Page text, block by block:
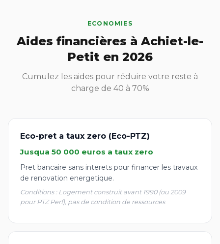
ECONOMIES
Aides financières à Achiet-le-
Petit en 2026
Cumulez les aides pour réduire votre reste à
charge de 40 à 70%
Eco-pret a taux zero (Eco-PTZ)
Jusqua 50 000 euros a taux zero
Pret bancaire sans interets pour financer les travaux
de renovation energetique.
Conditions : Logement construit avant 1990 (ou 2009
pour PTZ Perf), pas de condition de ressources